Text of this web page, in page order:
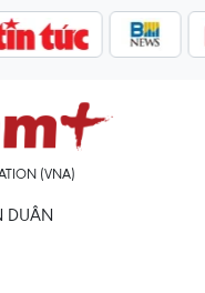
(VNA)
DUÂN